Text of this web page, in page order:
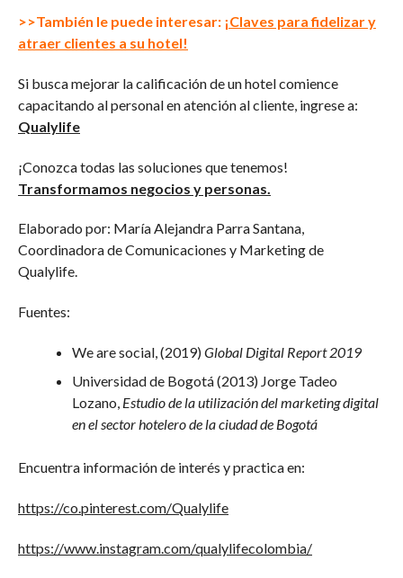
>>También le puede interesar: ¡Claves para fidelizar y
atraer clientes a su hotel!
Si busca mejorar la calificación de un hotel comience
capacitando al personal en atención al cliente, ingrese a:
Qualylife
¡Conozca todas las soluciones que tenemos!
Transformamos negocios y personas.
Elaborado por: María Alejandra Parra Santana,
Coordinadora de Comunicaciones y Marketing de
Qualylife.
Fuentes:
We are social, (2019)Global Digital Report 2019
Universidad de Bogotá (2013) Jorge Tadeo
Lozano, Estudio de la utilización del marketing digital
en el sector hotelero de la ciudad de Bogotá
Encuentra información de interés y practica en:
https://co.pinterest.com/Qualylife
https://www.instagram.com/qualylifecolombia/